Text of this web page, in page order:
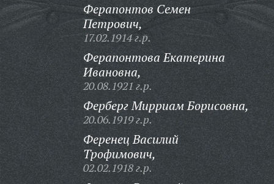
Ферапонтов Семен
Петрович,
17.02.1914 г.р.
Ферапонтова Екатерина
Ивановна,
20.08.1921 г.р.
Ферберг Мирриам Борисовна,
20.06.1919 г.р.
Ференец Василий
Трофимович,
02.02.1918 г.р.